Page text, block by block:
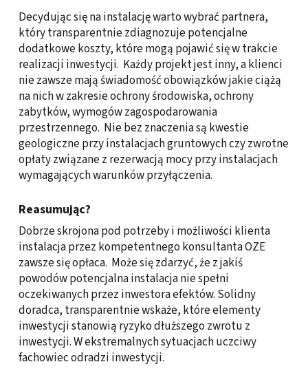
Decydując się na instalację warto wybrać partnera,
który transparentnie zdiagnozuje potencjalne
dodatkowe koszty, które mogą pojawić się w trakcie
realizacji inwestycji. Każdy projekt jest inny, a klienci
nie zawsze mają świadomość obowiązków jakie ciążą
na nich w zakresie ochrony środowiska, ochrony
zabytków, wymogów zagospodarowania
przestrzennego. Nie bez znaczenia są kwestie
geologiczne przy instalacjach gruntowych czy zwrotne
opłaty związane z rezerwacją mocy przy instalacjach
wymagających warunków przyłączenia.
Reasumując?
Dobrze skrojona pod potrzeby i możliwości klienta
instalacja przez kompetentnego konsultanta OZE
zawsze się opłaca. Może się zdarzyć, że z jakiś
powodów potencjalna instalacja nie spełni
oczekiwanych przez inwestora efektów. Solidny
doradca, transparentnie wskaże, które elementy
inwestycji stanowią ryzyko dłuższego zwrotu z
inwestycji. W ekstremalnych sytuacjach uczciwy
fachowiec odradzi inwestycji.